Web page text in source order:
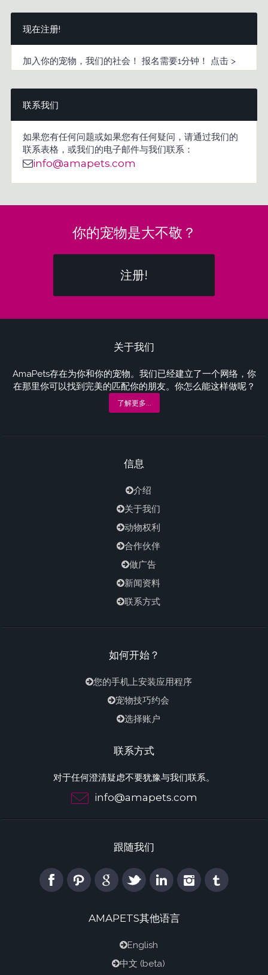
现在注册!
加入你的宠物，我们的社会！ 报名需要1分钟！ 点击 >
联系我们
如果您有任何问题或如果您有任何疑问，请通过我们的
联系表格，或我们的电子邮件与我们联系：
info@amapets.com
你的宠物是大不敬？
注册!
关于我们
AmaPets存在为你和你的宠物。我们已经建立了一个网络，你
在那里你可以找到完美的匹配你的朋友。你怎么能这样做呢？
了解更多...
信息
介绍
关于我们
动物权利
合作伙伴
做广告
新闻资料
联系方式
如何开始？
您的手机上安装应用程序
宠物技巧约会
选择账户
联系方式
对于任何澄清疑虑不要犹豫与我们联系。
info@amapets.com
跟随我们
AMAPETS其他语言
English
中文 (beta)